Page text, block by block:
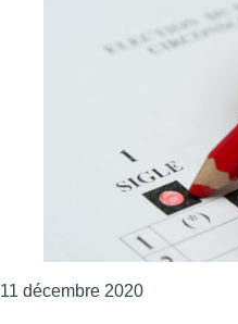
11 décembre 2020Consulter